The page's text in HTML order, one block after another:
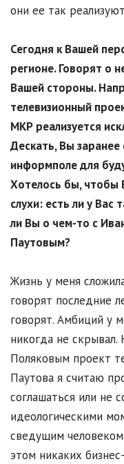
они ее так
Сегодня к Вашей
регионе. Говорят о
Вашей стороны.
телевизионный
МКР реализуется
Дескать, Вы
информполе для
Хотелось бы, чтобы
слухи: есть ли у Вас
ли Вы о чем-то с
Паутовым?
Жизнь у меня
говорят последние
говорят. Амбиций у
никогда не
Поляковым проект
Паутова я считаю
соглашаться или не
идеологическими
сведущим
этом никаких